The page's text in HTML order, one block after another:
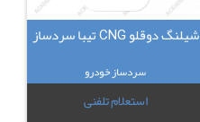
شیلنگ دوقلو CNG تیبا سردساز
سردساز خودرو
استعلام تلفنی